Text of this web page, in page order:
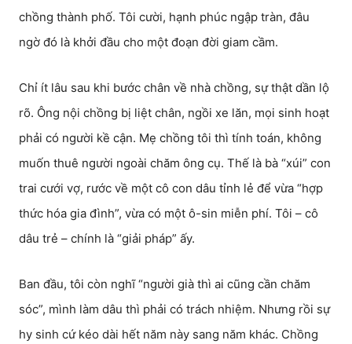
chồng thành phố. Tôi cười, hạnh phúc ngập tràn, đâu
ngờ đó là khởi đầu cho một đoạn đời giam cầm.
Chỉ ít lâu sau khi bước chân về nhà chồng, sự thật dần lộ
rõ. Ông nội chồng bị liệt chân, ngồi xe lăn, mọi sinh hoạt
phải có người kề cận. Mẹ chồng tôi thì tính toán, không
muốn thuê người ngoài chăm ông cụ. Thế là bà “xúi” con
trai cưới vợ, rước về một cô con dâu tỉnh lẻ để vừa “hợp
thức hóa gia đình”, vừa có một ô-sin miễn phí. Tôi – cô
dâu trẻ – chính là “giải pháp” ấy.
Ban đầu, tôi còn nghĩ “người già thì ai cũng cần chăm
sóc”, mình làm dâu thì phải có trách nhiệm. Nhưng rồi sự
hy sinh cứ kéo dài hết năm này sang năm khác. Chồng